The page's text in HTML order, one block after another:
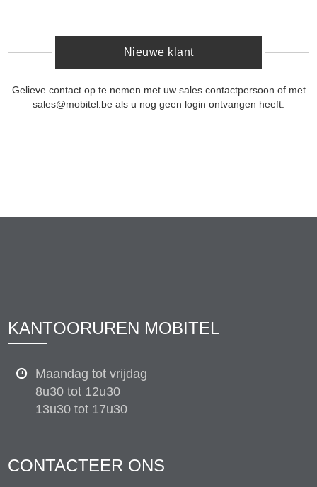
Nieuwe klant
Gelieve contact op te nemen met uw sales contactpersoon of met
sales@mobitel.be als u nog geen login ontvangen heeft.
KANTOORUREN MOBITEL
Maandag tot vrijdag
8u30 tot 12u30
13u30 tot 17u30
CONTACTEER ONS